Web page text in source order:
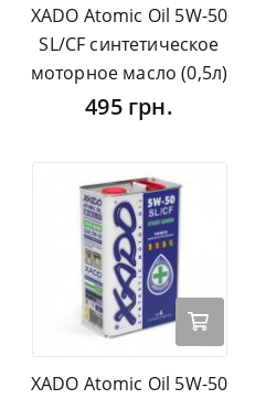
XADO Atomic Oil 5W-50
SL/CF синтетическое
моторное масло (0,5л)
495 грн.
XADO Atomic Oil 5W-50